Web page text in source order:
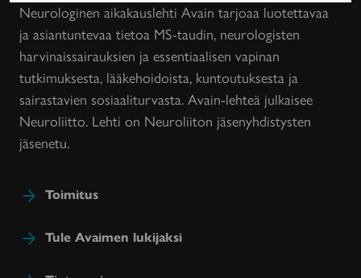
Neurologinen aikakauslehti Avain tarjoaa luotettavaa
ja asiantuntevaa tietoa MS-taudin, neurologisten
harvinaissairauksien ja essentiaalisen vapinan
tutkimuksesta, lääkehoidoista, kuntoutuksesta ja
sairastavien sosiaaliturvasta. Avain-lehteä julkaisee
Neuroliitto. Lehti on Neuroliiton jäsenyhdistysten
jäsenetu.
Toimitus
Tule Avaimen lukijaksi